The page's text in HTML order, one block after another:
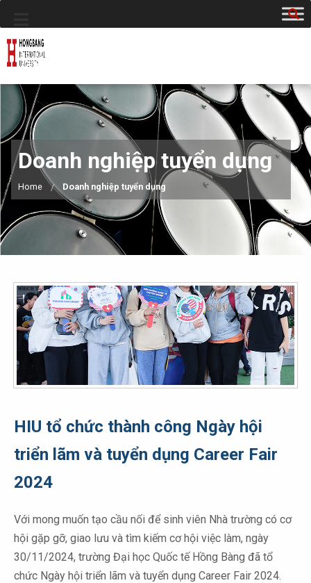
Doanh nghiệp tuyển dụng
Home Doanh nghiệp tuyển dụng
HIU tổ chức thành công Ngày hội
triển lãm và tuyển dụng Career Fair
2024
Với mong muốn tạo cầu nối để sinh viên Nhà trường có cơ
hội gặp gỡ, giao lưu và tìm kiếm cơ hội việc làm, ngày
30/11/2024, trường Đại học Quốc tế Hồng Bàng đã tổ
chức Ngày hội triển lãm và tuyển dụng Career Fair 2024.